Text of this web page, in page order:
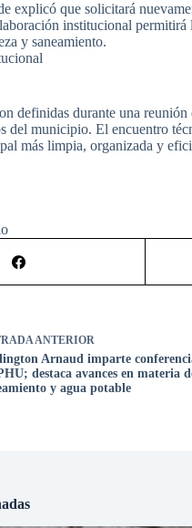
explicó que solicitará
institucional permitirá
y saneamiento.
definidas durante una
del municipio. El encuentro
más limpia, organizada y
ANTERIOR
Arnaud imparte
destaca avances en materia
y agua potable